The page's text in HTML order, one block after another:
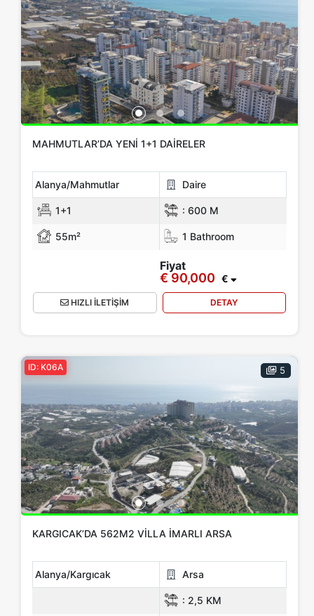
MAHMUTLAR’DA YENI 1+1 DAIRELER
Alanya/Mahmutlar Daire
1+1 : 600 M
55m² 1 Bathroom
Fiyat
€ 90,000 €
HIZLI İLETİŞİM DETAY
5
ID: K06A
KARGICAK’DA 562M2 VILLA İMARLI ARSA
Alanya/Kargıcak Arsa
: 2,5 KM